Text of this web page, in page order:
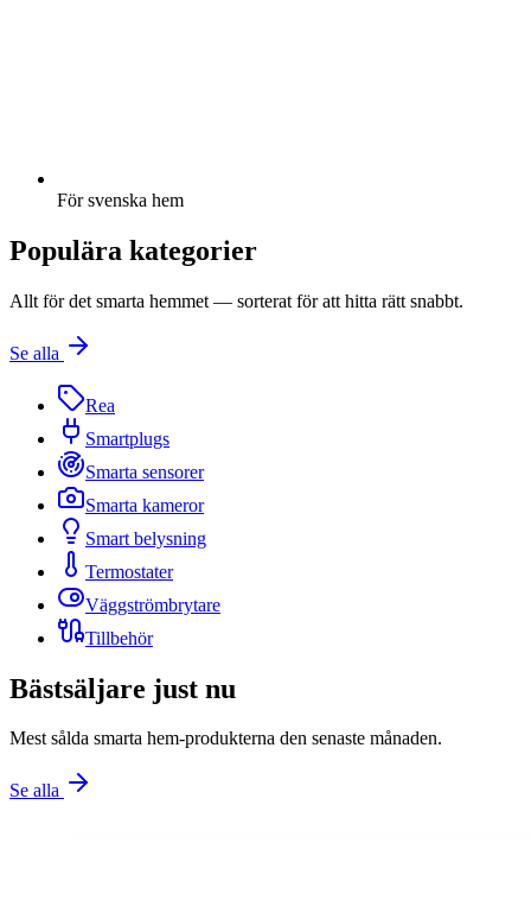
För svenska hem
Populära kategorier
Allt för det smarta hemmet — sorterat för att hitta rätt snabbt.
Se alla
Rea
Smartplugs
Smarta sensorer
Smarta kameror
Smart belysning
Termostater
Väggströmbrytare
Tillbehör
Bästsäljare just nu
Mest sålda smarta hem-produkterna den senaste månaden.
Se alla